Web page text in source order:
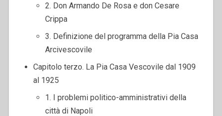
2. Don Armando De Rosa e don Cesare
Crippa
3. Definizione del programma della Pia Casa
Arcivescovile
Capitolo terzo. La Pia Casa Vescovile dal 1909
al 1925
1. I problemi politico-amministrativi della
città di Napoli